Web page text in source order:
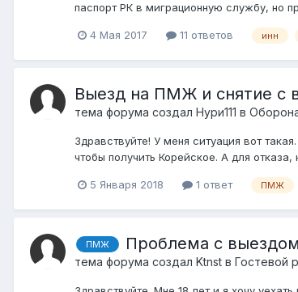
паспорт РК в миграционную службу, но
4 Мая 2017 11 ответов инн
Выезд на ПМЖ и снятие с
тема форума создал Нури111 в
Здравствуйте! У меня ситуация вот
чтобы получить Корейское. А для
5 Января 2018 1 ответ ПМЖ
ПМЖ Проблема с
тема форума создал Ktnst в Гостевой